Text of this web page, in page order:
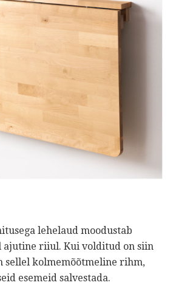
lehelaud moodustab
ajutine riiul. Kui volditud on siin
sellel kolmemõõtmeline rihm,
esemeid salvestada.